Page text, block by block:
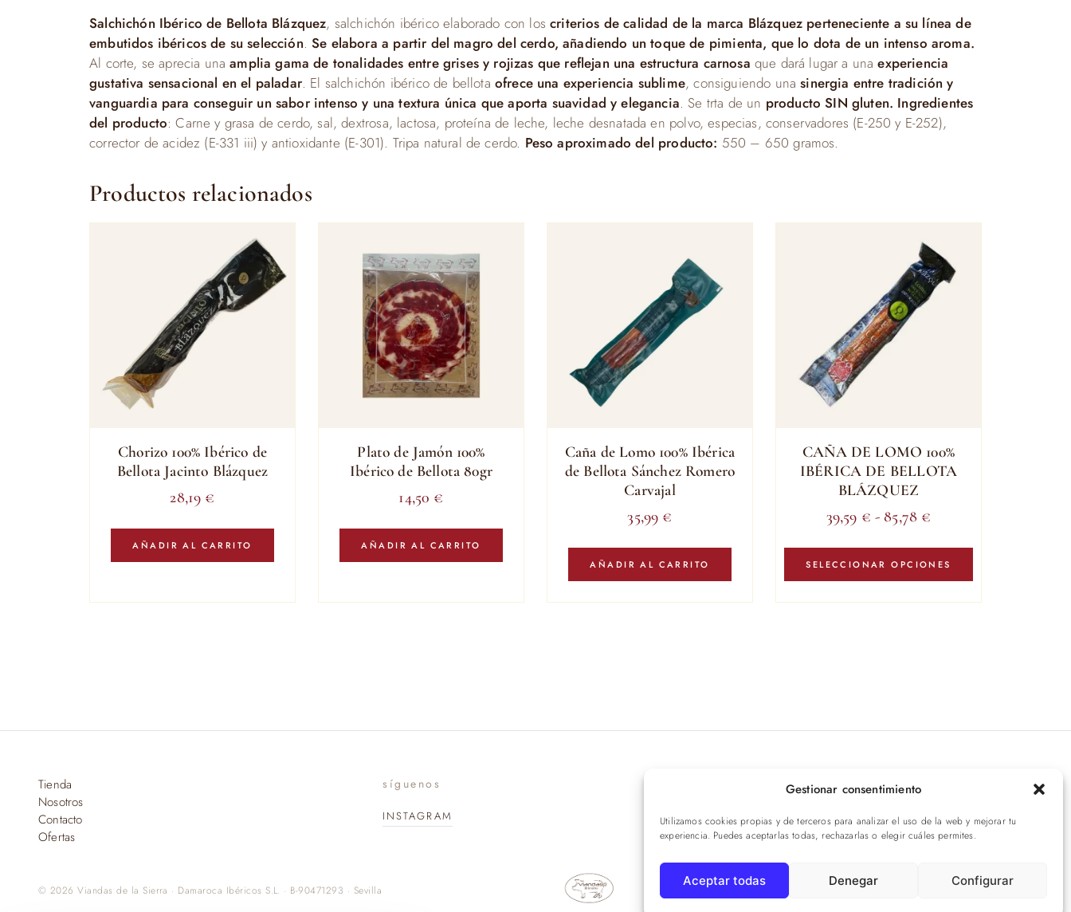
Gestionar consentimiento
Utilizamos cookies propias y de terceros para analizar el uso de la web y mejorar tu
experiencia. Puedes aceptarlas todas, rechazarlas o elegir cuáles permites.
Aceptar todas Denegar Configurar
Salchichón Ibérico de Bellota Blázquez, salchichón ibérico elaborado con los criterios de calidad de la marca Blázquez perteneciente a su línea de
embutidos ibéricos de su selección.Se elabora a partir del magro del cerdo, añadiendo un toque de pimienta, que lo dota de un intenso aroma.
Al corte, se aprecia unaamplia gama de tonalidades entre grises y rojizas que reflejan una estructura carnosa que dará lugar a unaexperiencia
gustativa sensacional en el paladar. El salchichón ibérico de bellota ofrece una experiencia sublime, consiguiendo una sinergia entre tradición y
vanguardia para conseguir un sabor intenso y una textura única que aporta suavidad y elegancia. Se trta de un producto SIN gluten. Ingredientes
del producto: Carne y grasa de cerdo, sal, dextrosa, lactosa, proteína de leche, leche desnatada en polvo, especias, conservadores (E-250 y E-252),
corrector de acidez (E-331 iii) y antioxidante (E-301). Tripa natural de cerdo. Peso aproximado del producto: 550 – 650 gramos.
Productos relacionados
Chorizo 100% Ibérico de
Bellota Jacinto Blázquez
28,19 €
AÑADIR AL CARRITO
Plato de Jamón 100%
Ibérico de Bellota 80gr
14,50 €
AÑADIR AL CARRITO
Caña de Lomo 100% Ibérica
de Bellota Sánchez Romero
Carvajal
35,99 €
AÑADIR AL CARRITO
CAÑA DE LOMO 100%
IBÉRICA DE BELLOTA
BLÁZQUEZ
39,59 € - 85,78 €
precios:
desde
SELECCIONAR OPCIONES
Este
tiene
múltiples
producto
Tienda
Nosotros
Contacto
Ofertas
síguenos
INSTAGRAM
suscríbete a nuestras novedades
ENVIAR
© 2026 Viandas de la Sierra · Damaroca Ibéricos S.L. · B-90471293 · Sevilla Aviso legal ·Privacidad Términos ·